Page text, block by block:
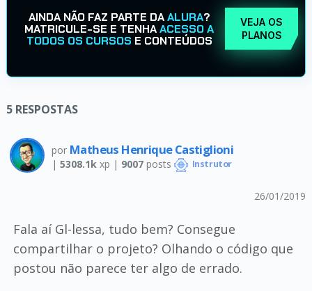
AINDA NÃO FAZ PARTE DAALURA?
MATRICULE-SE E TENHAACESSO A
TODOS OS CURSOS E CONTEÚDOS
VEJA OS
PLANOS
5 RESPOSTAS
por Matheus Henrique Castiglioni
| 5308.1k xp | 9007posts Instrutor
26/01/2019
Fala aí Gl-lessa, tudo bem? Consegue
compartilhar o projeto? Olhando o código que
postou não parece ter algo de errado.